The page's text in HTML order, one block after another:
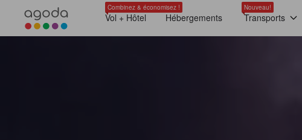
Combinez & économisez !
Vol + Hôtel Hébergements
Nouveau!
Transports